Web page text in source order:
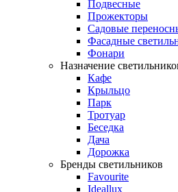
Подвесные
Прожекторы
Садовые
Фасадные
Фонари
Назначение
Кафе
Крыльцо
Парк
Тротуар
Беседка
Дача
Дорожка
Бренды светильников
Favourite
Ideallux